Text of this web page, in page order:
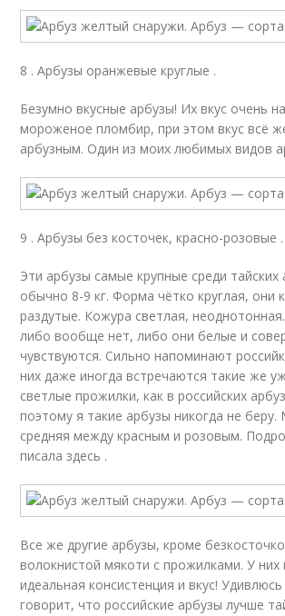
8 . Арбузы оранжевые круглые .
Безумно вкусные арбузы! Их вкус очень
мороженое пломбир, при этом вкус всё
арбузным. Один из моих любимых видов
9 . Арбузы без косточек, красно-розовые .
Эти арбузы самые крупные среди тайских
обычно 8-9 кг. Форма чётко круглая, они
раздутые. Кожура светлая,
либо вообще нет, либо они белые и
чувствуются. Сильно напоминают
них даже иногда встречаются такие же
светлые прожилки, как в российских
поэтому я такие арбузы никогда не беру.
средняя между красным и розовым.
писала здесь .
Все же другие арбузы, кроме
волокнистой мякоти с прожилками. У них
идеальная консистенция и вкус!
говорит, что российские арбузы лучше